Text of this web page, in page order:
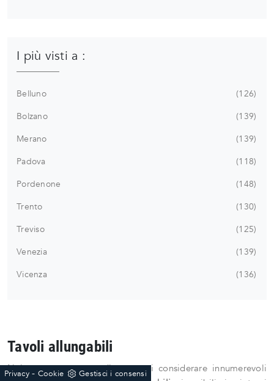
I più visti a :
Belluno
126
Bolzano
139
Merano
139
Padova
118
Pordenone
148
Trento
130
Treviso
125
Venezia
139
Vicenza
136
Tavoli allungabili
Nel nostro punto vendita protrai considerare innumerevoli
Privacy- Cookie Gestisci i consensi